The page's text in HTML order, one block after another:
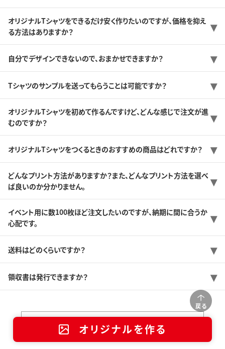
戻る
オリジナルを作る
オリジナルTシャツをできるだけ安く作りたいのですが、価格を抑え
る方法はありますか？
自分でデザインできないので、おまかせできますか？
Tシャツのサンプルを送ってもらうことは可能ですか？
オリジナルTシャツを初めて作るんですけど、どんな感じで注文が進
むのですか？
オリジナルTシャツをつくるときのおすすめの商品はどれですか？
どんなプリント方法がありますか？また、どんなプリント方法を選べ
ば良いのか分かりません。
イベント用に数100枚ほど注文したいのですが、納期に間に合うか
心配です。
送料はどのくらいですか？
領収書は発行できますか？
店舗一覧